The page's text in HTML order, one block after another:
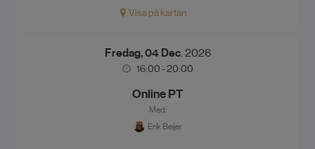
Visa på kartan
Fredag, 04 Dec. 2026
16:00 - 20:00
Online PT
Med:
Erik Beijer